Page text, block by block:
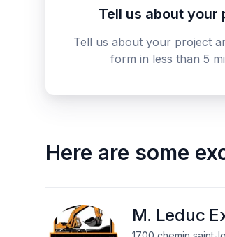
Tell us about your
Tell us about your project
form in less than 5
Here are some
M. Leduc